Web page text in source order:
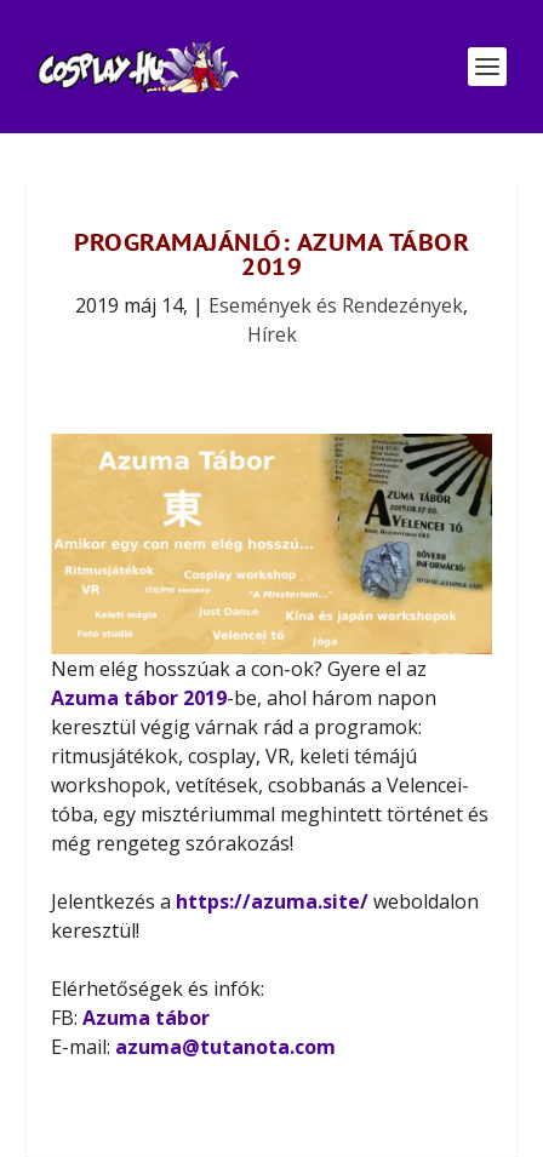
PROGRAMAJÁNLÓ: AZUMA TÁBOR
2019
2019 máj 14, | Események és Rendezények,
Hírek
Nem elég hosszúak a con-ok? Gyere el az
Azuma tábor 2019-be, ahol három napon
keresztül végig várnak rád a programok:
ritmusjátékok, cosplay, VR, keleti témájú
workshopok, vetítések, csobbanás a Velencei-
tóba, egy misztériummal meghintett történet és
még rengeteg szórakozás!
Jelentkezés a https://azuma.site/weboldalon
keresztül!
Elérhetőségek és infók:
FB:Azuma tábor
E-mail: azuma@tutanota.com